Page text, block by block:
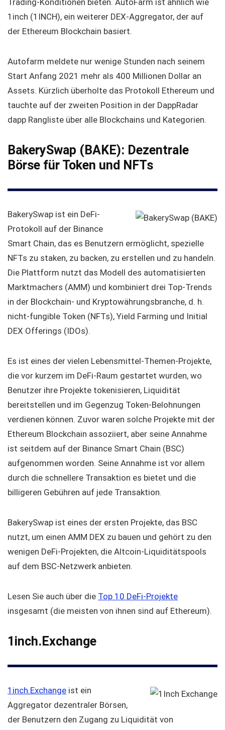
Trading-Konditionen bieten. AutoFarm ist ähnlich wie
1inch (1INCH), ein weiterer DEX-Aggregator, der auf
der Ethereum Blockchain basiert.
Autofarm meldete nur wenige Stunden nach seinem
Start Anfang 2021 mehr als 400 Millionen Dollar an
Assets. Kürzlich überholte das Protokoll Ethereum und
tauchte auf der zweiten Position in der DappRadar
dapp Rangliste über alle Blockchains und Kategorien.
BakerySwap (BAKE): Dezentrale
Börse für Token und NFTs
BakerySwap ist ein DeFi-
Protokoll auf der Binance
Smart Chain, das es Benutzern ermöglicht, spezielle
NFTs zu staken, zu backen, zu erstellen und zu handeln.
Die Plattform nutzt das Modell des automatisierten
Marktmachers (AMM) und kombiniert drei Top-Trends
in der Blockchain- und Kryptowährungsbranche, d. h.
nicht-fungible Token (NFTs), Yield Farming und Initial
DEX Offerings (IDOs).
Es ist eines der vielen Lebensmittel-Themen-Projekte,
die vor kurzem im DeFi-Raum gestartet wurden, wo
Benutzer ihre Projekte tokenisieren, Liquidität
bereitstellen und im Gegenzug Token-Belohnungen
verdienen können. Zuvor waren solche Projekte mit der
Ethereum Blockchain assoziiert, aber seine Annahme
ist seitdem auf der Binance Smart Chain (BSC)
aufgenommen worden. Seine Annahme ist vor allem
durch die schnellere Transaktion es bietet und die
billigeren Gebühren auf jede Transaktion.
BakerySwap ist eines der ersten Projekte, das BSC
nutzt, um einen AMM DEX zu bauen und gehört zu den
wenigen DeFi-Projekten, die Altcoin-Liquiditätspools
auf dem BSC-Netzwerk anbieten.
Lesen Sie auch über die Top 10 DeFi-Projekte
insgesamt (die meisten von ihnen sind auf Ethereum).
1inch.Exchange
1inch.Exchange ist ein
Aggregator dezentraler Börsen,
der Benutzern den Zugang zu Liquidität von